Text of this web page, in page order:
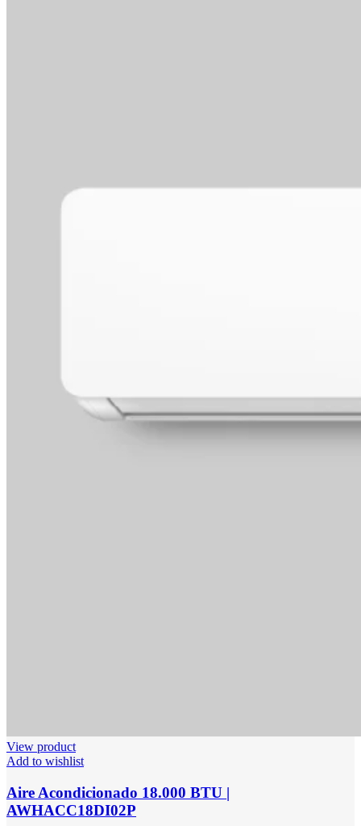
View product
Add to wishlist
Aire Acondicionado 18.000 BTU |
AWHACC18DI02P